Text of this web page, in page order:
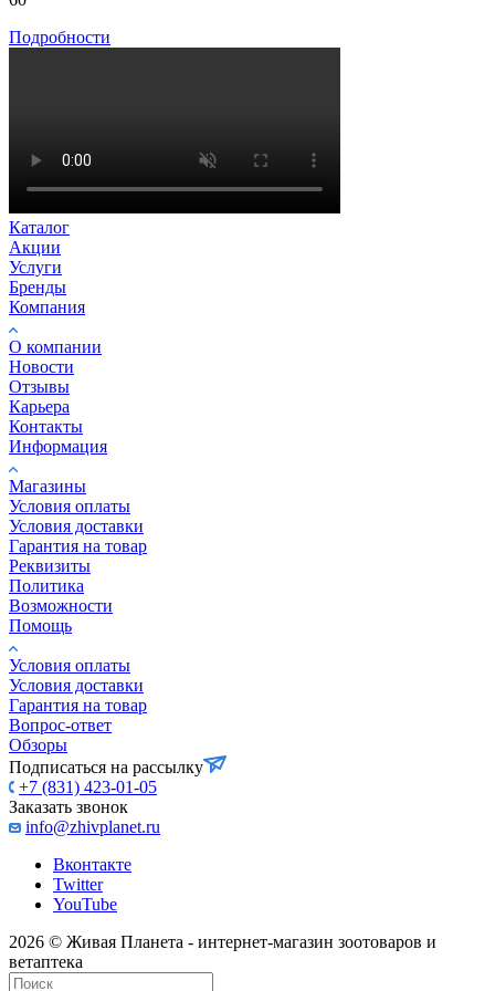
Подробности
Каталог
Акции
Услуги
Бренды
Компания
О компании
Новости
Отзывы
Карьера
Контакты
Информация
Магазины
Условия оплаты
Условия доставки
Гарантия на товар
Реквизиты
Политика
Возможности
Помощь
Условия оплаты
Условия доставки
Гарантия на товар
Вопрос-ответ
Обзоры
Подписаться на рассылку
+7 (831) 423-01-05
Заказать звонок
info@zhivplanet.ru
Вконтакте
Twitter
YouTube
2026 © Живая Планета - интернет-магазин зоотоваров и
ветаптека